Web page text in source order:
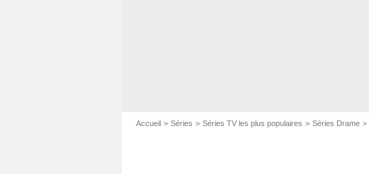
Accueil Séries Séries TV les plus populaires Séries Drame